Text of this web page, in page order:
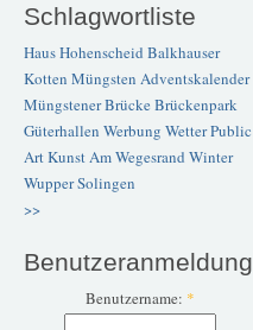
Schlagwortliste
Haus Hohenscheid Balkhauser
Kotten Müngsten Adventskalender
Müngstener BrückeBrückenpark
Güterhallen Werbung WetterPublic
ArtKunstAm Wegesrand Winter
WupperSolingen
>>
Benutzeranmeldung
Benutzername: *